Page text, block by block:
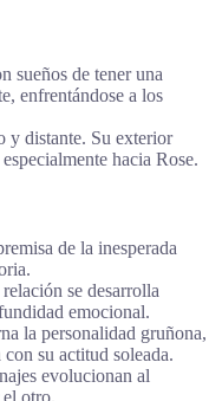
sueños de tener una
enfrentándose a los
distante. Su exterior
hacia Rose.
de la inesperada
relación se desarrolla
emocional.
la personalidad gruñona,
su actitud soleada.
evolucionan al
otro.